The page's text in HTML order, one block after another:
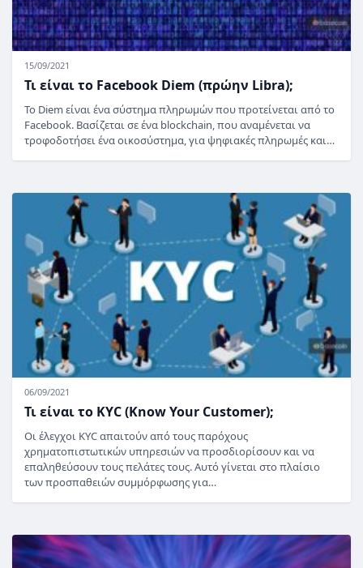
15/09/2021
Τι είναι το Facebook Diem (πρώην Libra);
Το Diem είναι ένα σύστημα πληρωμών που προτείνεται από το
Facebook. Βασίζεται σε ένα blockchain, που αναμένεται να
τροφοδοτήσει ένα οικοσύστημα, για ψηφιακές πληρωμές και…
06/09/2021
Τι είναι το KYC (Know Your Customer);
Οι έλεγχοι KYC απαιτούν από τους παρόχους
χρηματοπιστωτικών υπηρεσιών να προσδιορίσουν και να
επαληθεύσουν τους πελάτες τους. Αυτό γίνεται στο πλαίσιο
των προσπαθειών συμμόρφωσης για…